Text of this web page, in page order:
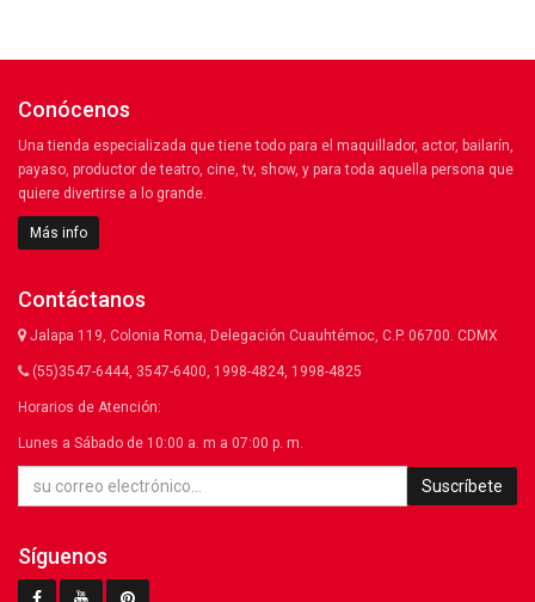
Conócenos
Una tienda especializada que tiene todo para el maquillador, actor, bailarín,
payaso, productor de teatro, cine, tv, show, y para toda aquella persona que
quiere divertirse a lo grande.
Más info
Contáctanos
Jalapa 119, Colonia Roma, Delegación Cuauhtémoc, C.P. 06700. CDMX
(55)3547-6444, 3547-6400, 1998-4824, 1998-4825
Horarios de Atención:
Lunes a Sábado de 10:00 a. m a 07:00 p. m.
Suscríbete
Síguenos